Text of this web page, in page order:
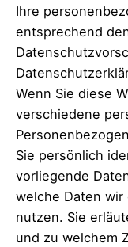
Ihre
entsprechend
Wenn Sie diese
verschiedene
Sie persönlich
vorliegende
welche Daten
nutzen. Sie
und zu welchem